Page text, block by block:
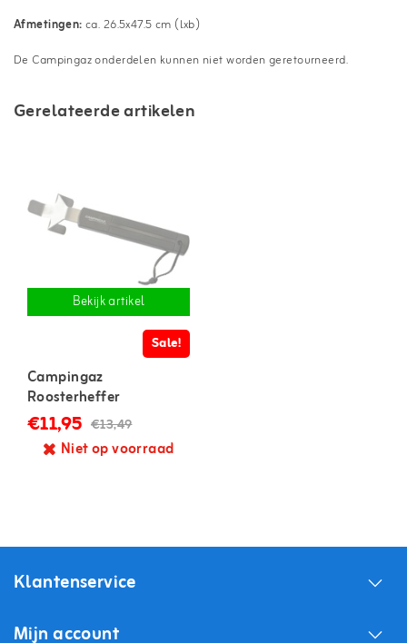
Afmetingen:ca. 26.5x47.5 cm (lxb)
De Campingaz onderdelen kunnen niet worden geretourneerd.
Gerelateerde artikelen
Bekijk artikel
Sale!
Campingaz
Roosterheffer
€11,95 €13,49
Niet op voorraad
Klantenservice
Mijn account